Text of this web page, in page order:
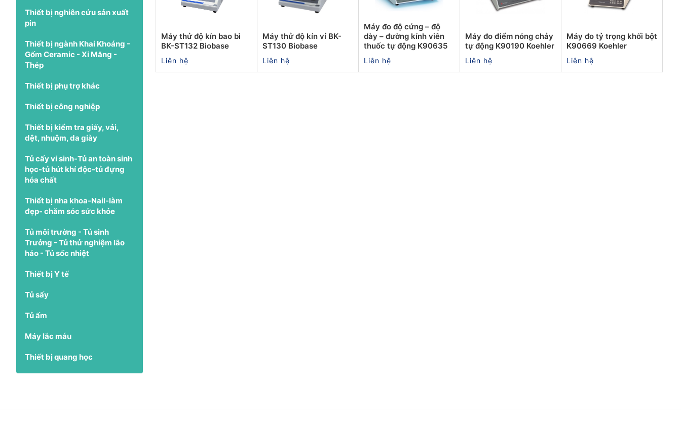
Thiết bị nghiên cứu sản xuất
pin
Thiết bị ngành Khai Khoáng -
Gốm Ceramic - Xi Măng -
Thép
Thiết bị phụ trợ khác
Thiết bị công nghiệp
Thiết bị kiểm tra giấy, vải,
dệt, nhuộm, da giày
Tủ cấy vi sinh-Tủ an toàn sinh
học-tủ hút khí độc-tủ đựng
hóa chất
Thiết bị nha khoa-Nail-làm
đẹp- chăm sóc sức khỏe
Tủ môi trường - Tủ sinh
Trưởng - Tủ thử nghiệm lão
háo - Tủ sốc nhiệt
Thiết bị Y tế
Tủ sấy
Tủ ấm
Máy lắc mẫu
Thiết bị quang học
Máy thử độ kín bao bì
BK-ST132 Biobase
Liên hệ
Máy thử độ kín vỉ BK-
ST130 Biobase
Liên hệ
Máy đo độ cứng – độ
dày – đường kính viên
thuốc tự động K90635
Liên hệ
Máy đo điểm nóng chảy
tự động K90190 Koehler
Liên hệ
Máy đo tỷ trọng khối bột
K90669 Koehler
Liên hệ